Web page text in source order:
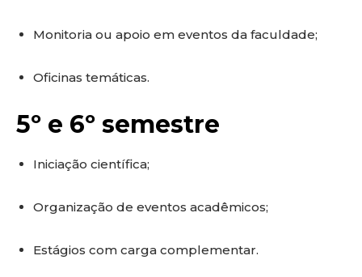
Monitoria ou apoio em eventos da faculdade;
Oficinas temáticas.
5º e 6º semestre
Iniciação científica;
Organização de eventos acadêmicos;
Estágios com carga complementar.